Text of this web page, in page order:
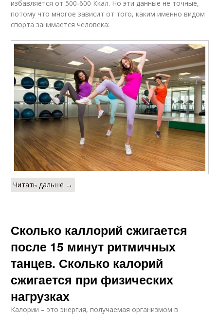
избавляется от 500-600 Ккал. Но эти данные не точные,
потому что многое зависит от того, каким именно видом
спорта занимается человека:
Читать дальше →
Сколько каллорий сжигается
после 15 минут ритмичных
танцев. Сколько калорий
сжигается при физических
нагрузках
Калории – это энергия, получаемая организмом в